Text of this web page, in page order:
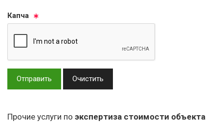
Кап­ча
Отправить Очистить
Прочие услуги по экспертиза стоимости объекта